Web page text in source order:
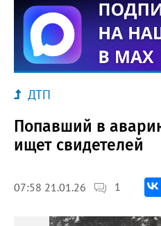
ДТП
Попавший в
ищет свидетелей
07:58 21.01.26 1